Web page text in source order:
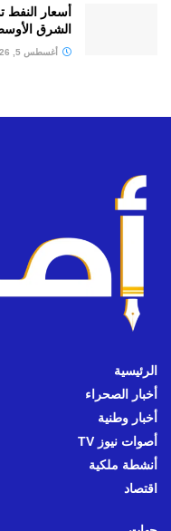
أسعار النفط
الشرق
أغسطس 5, 2026
الرئيسية
أخبار الصحراء
أخبار وطنية
أصوات نيوز TV
أنشطة ملكية
اقتصاد